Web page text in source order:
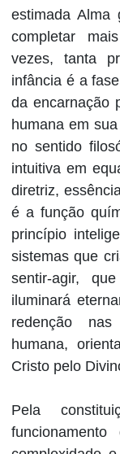
estimada
completar
vezes, tanta
infância é a
da encarnação
humana em
no sentido
intuitiva em
diretriz,
é a função
princípio
sistemas que
sentir-agir,
iluminará
redenção
humana,
Cristo pelo
Pela